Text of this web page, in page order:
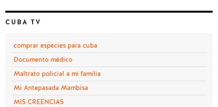
CUBA TV
comprar especies para cuba
Documento médico
Maltrato policial a mi familia
Mi Antepasada Mambisa
MIS CREENCIAS